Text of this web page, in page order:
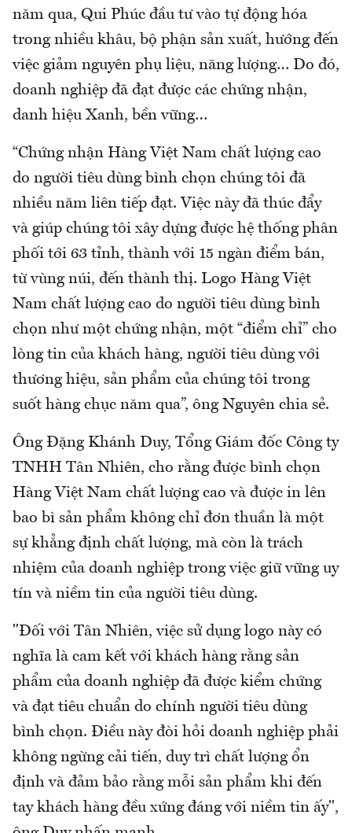
năm qua, Qui Phúc đầu tư vào tự động hóa
trong nhiều khâu, bộ phận sản xuất, hướng đến
việc giảm nguyên phụ liệu, năng lượng… Do đó,
doanh nghiệp đã đạt được các chứng nhận,
danh hiệu Xanh, bền vững…
“Chứng nhận Hàng Việt Nam chất lượng cao
do người tiêu dùng bình chọn chúng tôi đã
nhiều năm liên tiếp đạt. Việc này đã thúc đẩy
và giúp chúng tôi xây dựng được hệ thống phân
phối tới 63 tỉnh, thành với 15 ngàn điểm bán,
từ vùng núi, đến thành thị. Logo Hàng Việt
Nam chất lượng cao do người tiêu dùng bình
chọn như một chứng nhận, một “điểm chỉ” cho
lòng tin của khách hàng, người tiêu dùng với
thương hiệu, sản phẩm của chúng tôi trong
suốt hàng chục năm qua”, ông Nguyên chia sẻ.
Ông Đặng Khánh Duy, Tổng Giám đốc Công ty
TNHH Tân Nhiên, cho rằng được bình chọn
Hàng Việt Nam chất lượng cao và được in lên
bao bì sản phẩm không chỉ đơn thuần là một
sự khẳng định chất lượng, mà còn là trách
nhiệm của doanh nghiệp trong việc giữ vững uy
tín và niềm tin của người tiêu dùng.
"Đối với Tân Nhiên, việc sử dụng logo này có
nghĩa là cam kết với khách hàng rằng sản
phẩm của doanh nghiệp đã được kiểm chứng
và đạt tiêu chuẩn do chính người tiêu dùng
bình chọn. Điều này đòi hỏi doanh nghiệp phải
không ngừng cải tiến, duy trì chất lượng ổn
định và đảm bảo rằng mỗi sản phẩm khi đến
tay khách hàng đều xứng đáng với niềm tin ấy",